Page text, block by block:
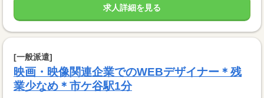
求人詳細を見る
[一般派遣]
映画・映像関連企業でのWEBデザイナー＊残
業少なめ＊市ケ谷駅1分